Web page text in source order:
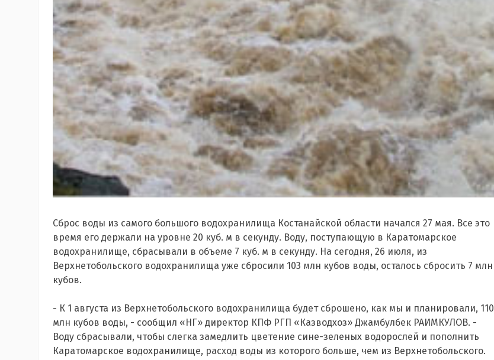
Сброс воды из самого большого водохранилища Костанайской области начался 27 мая. Все это
время его держали на уровне 20 куб. м в секунду. Воду, поступающую в Каратомарское
водохранилище, сбрасывали в объеме 7 куб. м в секунду. На сегодня, 26 июля, из
Верхнетобольского водохранилища уже сбросили 103 млн кубов воды, осталось сбросить 7 млн
кубов.
- К 1 августа из Верхнетобольского водохранилища будет сброшено, как мы и планировали, 110
млн кубов воды, - сообщил «НГ» директор КПФ РГП «Казводхоз» Джамбулбек РАИМКУЛОВ. -
Воду сбрасывали, чтобы слегка замедлить цветение сине-зеленых водорослей и пополнить
Каратомарское водохранилище, расход воды из которого больше, чем из Верхнетобольского.